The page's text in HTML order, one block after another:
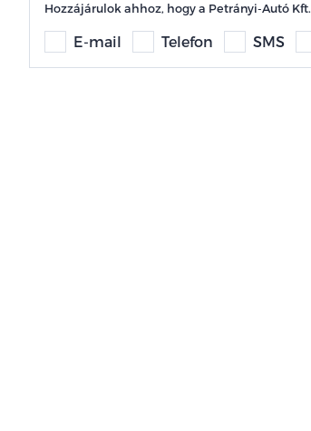
Hozzájárulok ahhoz, hogy a Petrányi-Autó Kft.
E-mail Telefon SMS